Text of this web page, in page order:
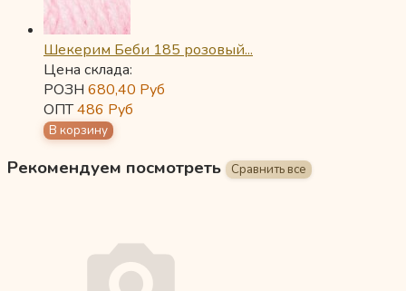
Шекерим Беби 185 розовый...
Цена склада:
РОЗН 680,40 Руб
ОПТ486 Руб
Рекомендуем посмотреть